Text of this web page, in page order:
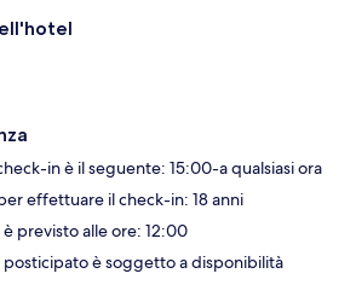
in è il seguente: 15:00-a qualsiasi ora
effettuare il check-in: 18 anni
previsto alle ore: 12:00
è soggetto a disponibilità